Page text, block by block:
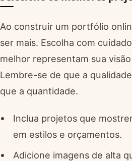
Ao construir um portfólio
ser mais. Escolha com
melhor representam sua
Lembre-se de que a
que a quantidade.
Inclua projetos que
em estilos e orçamentos.
Adicione imagens de alta